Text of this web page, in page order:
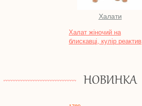
Халати
Халат жіночий на
блискавці, кулір реактив
НОВИНКА